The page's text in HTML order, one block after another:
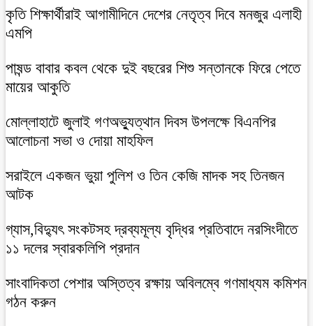
কৃতি শিক্ষার্থীরাই আগামীদিনে দেশের নেতৃত্ব দিবে মনজুর এলাহী
এমপি
পাষন্ড বাবার কবল থেকে দুই বছরের শিশু সন্তানকে ফিরে পেতে
মায়ের আকুতি
মোল্লাহাটে জুলাই গণঅভ্যুত্থান দিবস উপলক্ষে বিএনপির
আলোচনা সভা ও দোয়া মাহফিল
সরাইলে একজন ভুয়া পুলিশ ও তিন কেজি মাদক সহ তিনজন
আটক
গ্যাস,বিদ্যুৎ সংকটসহ দ্রব্যমূল্য বৃদ্ধির প্রতিবাদে নরসিংদীতে
১১ দলের স্বারকলিপি প্রদান
সাংবাদিকতা পেশার অস্তিত্ব রক্ষায় অবিলম্বে গণমাধ্যম কমিশন
গঠন করুন